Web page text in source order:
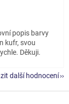
popis barvy
kufr, svou
Děkuji.
další hodnocení